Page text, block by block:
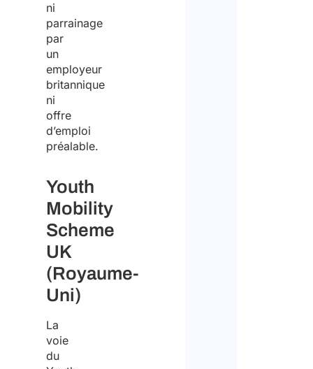
ni
parrainage
par
un
employeur
britannique
ni
offre
d’emploi
préalable.
Youth
Mobility
Scheme
UK
(Royaume-
Uni)
La
voie
du